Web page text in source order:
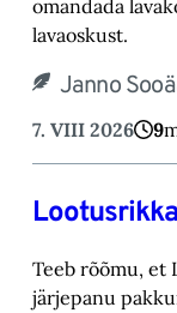
omandada
lavaoskust.‎
Janno
7. VIII 2026 9
Teeb rõõmu, et
järjepanu